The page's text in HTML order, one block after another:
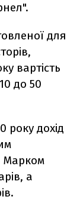
для
вартість
до 50
року дохід
Марком
а